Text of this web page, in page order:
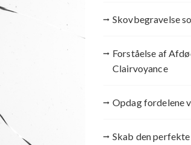
Skovbegravelse
Forståelse af
Clairvoyance
Opdag fordelene
Skab den